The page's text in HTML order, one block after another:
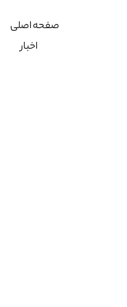
صفحه اصلی
اخبار